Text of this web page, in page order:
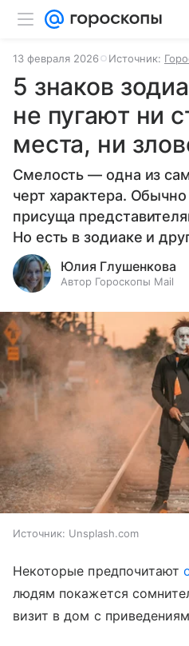
13 февраля 2026 Источник:
5 знаков
не пугают ни
места, ни
Смелость — одна из
черт характера. Обычно
присуща
Но есть в зодиаке и
Юлия Глушенкова
Автор Гороскопы Mail
Источник: Unsplash.com
Некоторые предпочитают
людям покажется
визит в дом с